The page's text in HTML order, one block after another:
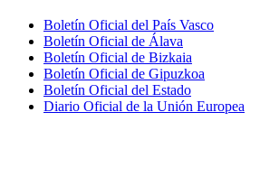
Boletín Oficial del País Vasco
Boletín Oficial de Álava
Boletín Oficial de Bizkaia
Boletín Oficial de Gipuzkoa
Boletín Oficial del Estado
Diario Oficial de la Unión Europea